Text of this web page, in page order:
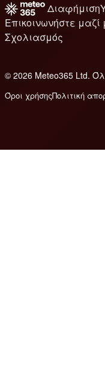
Διαφήμιση
Επικοινωνήστε μαζί
Σχολιασμός
© 2026 Meteo365 Ltd.
Όροι χρήσηςΠολιτική